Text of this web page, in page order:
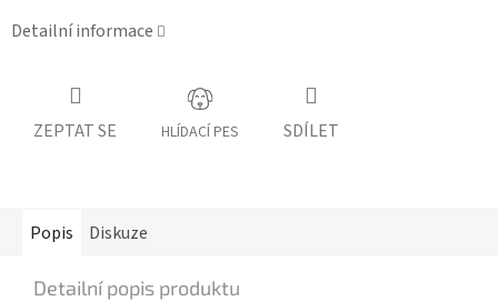
Detailní informace
ZEPTAT SE HLÍDACÍ PES SDÍLET
Popis Diskuze
Detailní popis produktu